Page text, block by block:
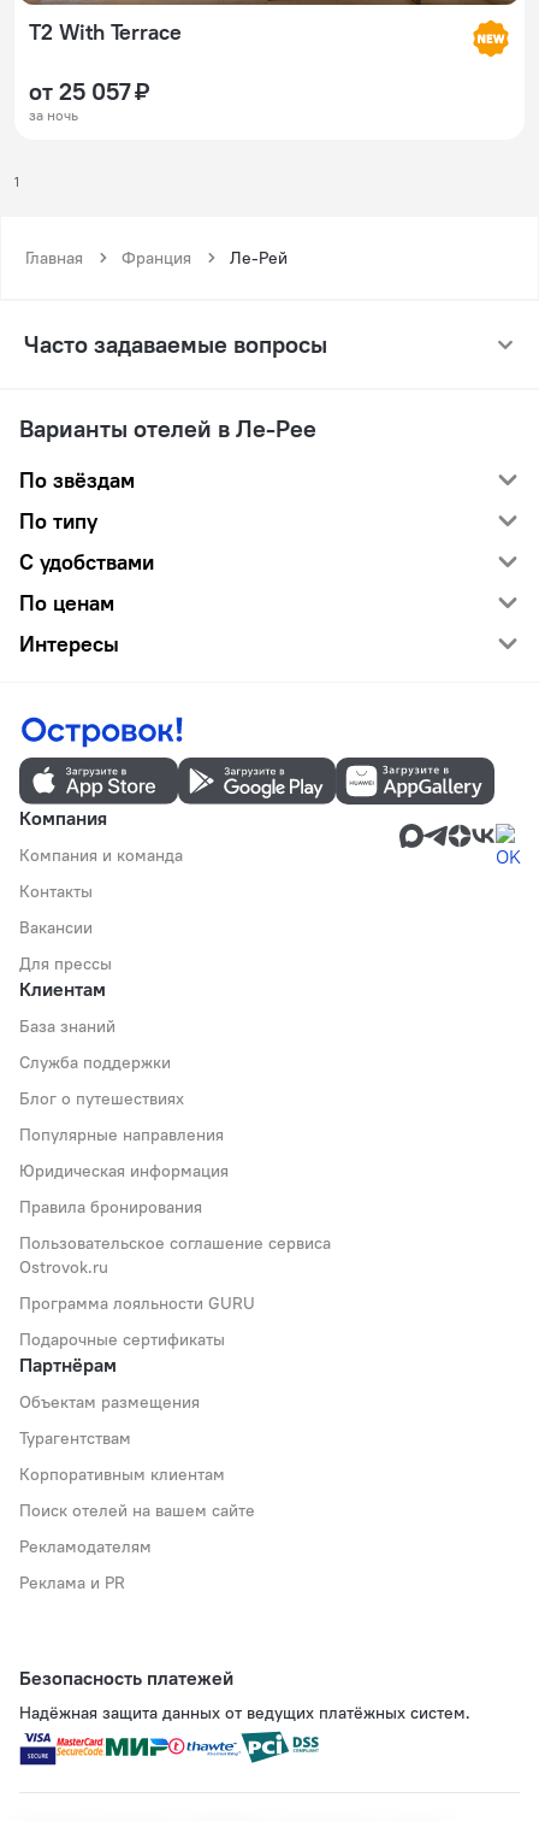
T2 With Terrace
от 25 057 ₽
за ночь
1
Главная Франция Ле-Рей
Часто задаваемые вопросы
Варианты отелей в Ле-Рее
По звёздам
По типу
С удобствами
По ценам
Интересы
Компания
Компания и команда
Контакты
Вакансии
Для прессы
Клиентам
База знаний
Служба поддержки
Блог о путешествиях
Популярные направления
Юридическая информация
Правила бронирования
Пользовательское соглашение сервиса
Ostrovok.ru
Программа лояльности GURU
Подарочные сертификаты
Партнёрам
Объектам размещения
Турагентствам
Корпоративным клиентам
Поиск отелей на вашем сайте
Рекламодателям
Реклама и PR
Безопасность платежей
Надёжная защита данных от ведущих платёжных систем.